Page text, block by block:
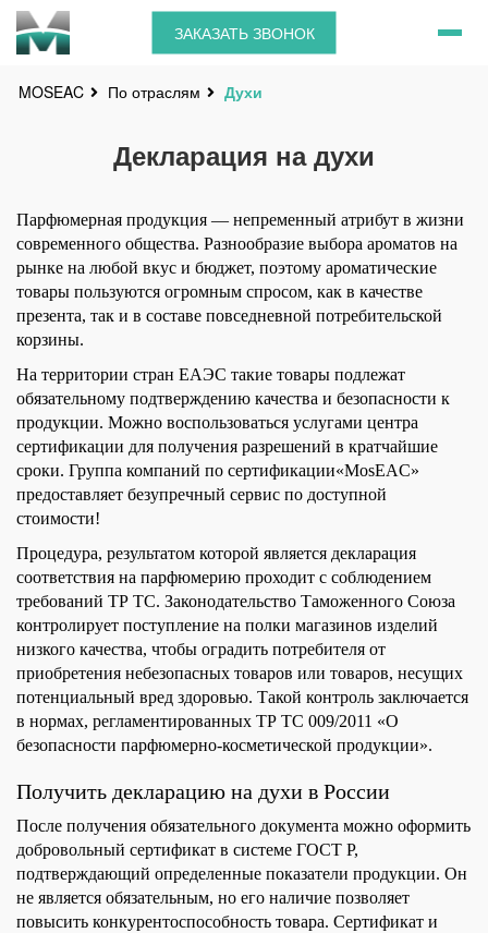
ЗАКАЗАТЬ ЗВОНОК
MOSEAC По отраслям Духи
Декларация на духи
Парфюмерная продукция — непременный атрибут в жизни
современного общества. Разнообразие выбора ароматов на
рынке на любой вкус и бюджет, поэтому ароматические
товары пользуются огромным спросом, как в качестве
презента, так и в составе повседневной потребительской
корзины.
На территории стран ЕАЭС такие товары подлежат
обязательному подтверждению качества и безопасности к
продукции. Можно воспользоваться услугами центра
сертификации для получения разрешений в кратчайшие
сроки. Группа компаний по сертификации«MosEAC»
предоставляет безупречный сервис по доступной
стоимости!
Процедура, результатом которой является декларация
соответствия на парфюмерию проходит с соблюдением
требований ТР ТС. Законодательство Таможенного Союза
контролирует поступление на полки магазинов изделий
низкого качества, чтобы оградить потребителя от
приобретения небезопасных товаров или товаров, несущих
потенциальный вред здоровью. Такой контроль заключается
в нормах, регламентированных ТР ТС 009/2011 «О
безопасности парфюмерно-косметической продукции».
Получить декларацию на духи в России
После получения обязательного документа можно оформить
добровольный сертификат в системе ГОСТ Р,
подтверждающий определенные показатели продукции. Он
не является обязательным, но его наличие позволяет
повысить конкурентоспособность товара. Сертификат и